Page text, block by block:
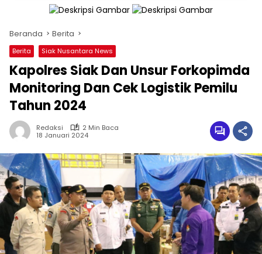
Beranda Berita
Berita Siak Nusantara News
Kapolres Siak Dan Unsur Forkopimda
Monitoring Dan Cek Logistik Pemilu
Tahun 2024
Redaksi
2 Min Baca
18 Januari 2024